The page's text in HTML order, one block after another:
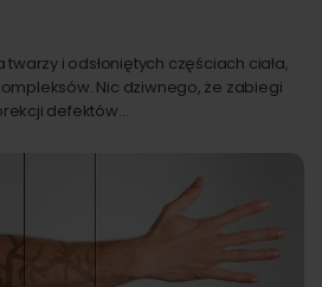
twarzy i odsłoniętych częściach ciała,
Nic dziwnego, że zabiegi
defektów…